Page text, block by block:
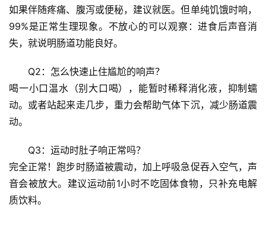
科
技
前
沿
心
理
驿
站
谣
求
真
如果伴随疼痛、腹泻或便秘，建议就医。但单纯饥饿时响，
99%是正常生理现象。不放心的可以观察：进食后声音消
失，就说明肠道功能良好。
Q2：怎么快速止住尴尬的响声？
喝一小口温水（别大口喝），能暂时稀释消化液，抑制蠕
动。或者站起来走几步，重力会帮助气体下沉，减少肠道震
动。
Q3：运动时肚子响正常吗？
完全正常！跑步时肠道被震动，加上呼吸急促吞入空气，声
音会被放大。建议运动前1小时不吃固体食物，只补充电解
质饮料。